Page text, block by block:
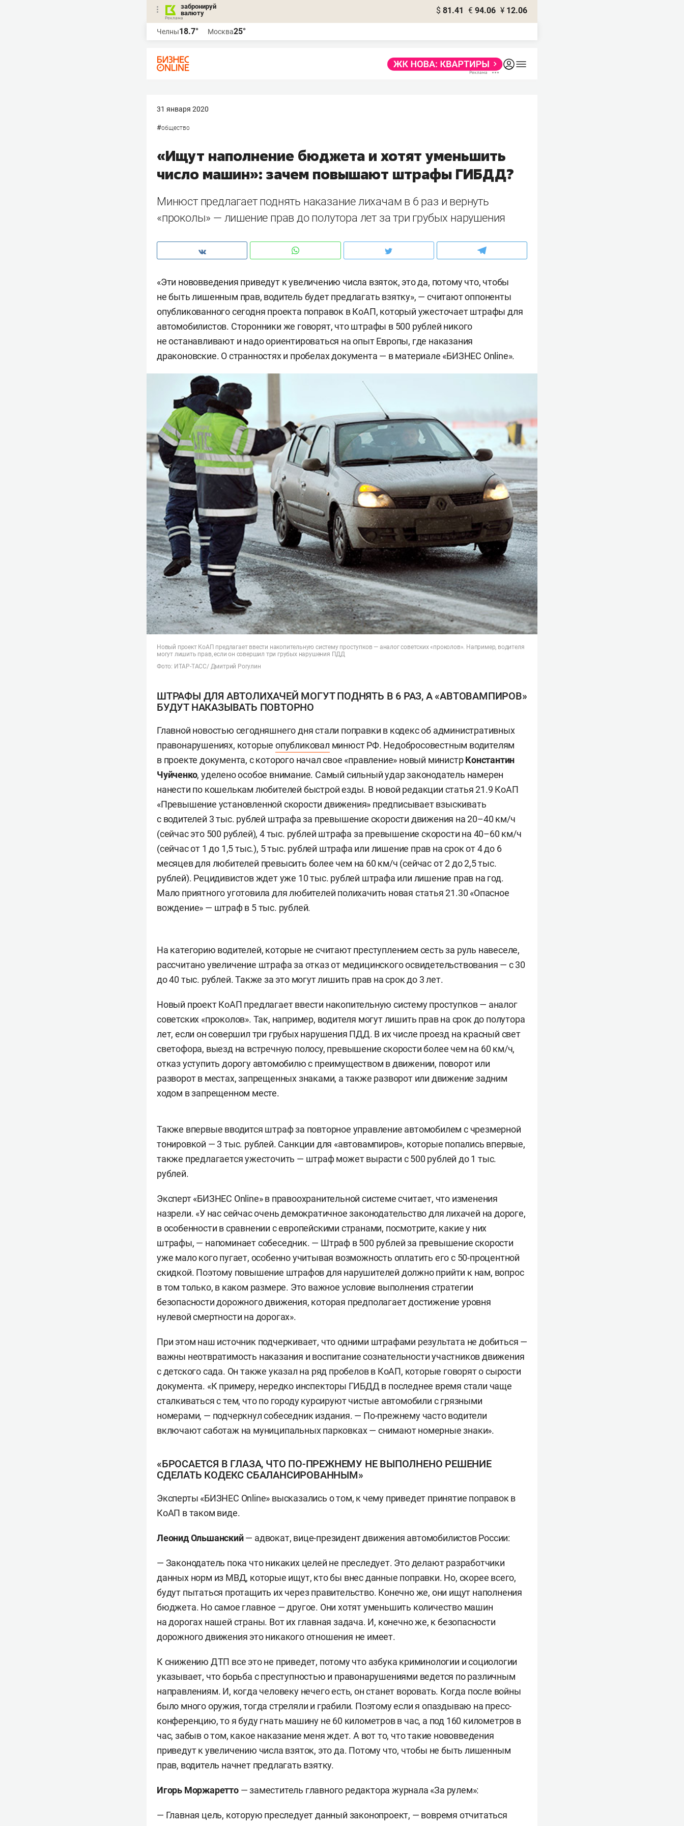
забронируй
валюту
$ 81.41 € 94.06 ¥ 12.06
Челны18.7° Москва25°
31 января 2020
#общество
«Ищут наполнение бюджета и хотят уменьшить
число машин»: зачем повышают штрафы ГИБДД?
Минюст предлагает поднять наказание лихачам в 6 раз и вернуть
«проколы» — лишение прав до полутора лет за три грубых нарушения
«Эти нововведения приведут к увеличению числа взяток, это да, потому что, чтобы
не быть лишенным прав, водитель будет предлагать взятку», — считают оппоненты
опубликованного сегодня проекта поправок в КоАП, который ужесточает штрафы для
автомобилистов. Сторонники же говорят, что штрафы в 500 рублей никого
не останавливают и надо ориентироваться на опыт Европы, где наказания
драконовские. О странностях и пробелах документа — в материале «БИЗНЕС Online».
Новый проект КоАП предлагает ввести накопительную систему проступков — аналог советских «проколов». Например, водителя
могут лишить прав, если он совершил три грубых нарушения ПДД
Фото: ИТАР-ТАСС/ Дмитрий Рогулин
ШТРАФЫ ДЛЯ АВТОЛИХАЧЕЙ МОГУТ ПОДНЯТЬ В 6 РАЗ, А «АВТОВАМПИРОВ»
БУДУТ НАКАЗЫВАТЬ ПОВТОРНО
Главной новостью сегодняшнего дня стали поправки в кодекс об административных
правонарушениях, которыеопубликовал минюст РФ. Недобросовестным водителям
в проекте документа, с которого начал свое «правление» новый министрКонстантин
Чуйченко, уделено особое внимание. Самый сильный удар законодатель намерен
нанести по кошелькам любителей быстрой езды. В новой редакции статья 21.9 КоАП
«Превышение установленной скорости движения» предписывает взыскивать
с водителей 3 тыс. рублей штрафа за превышение скорости движения на 20–40 км/ч
(сейчас это 500 рублей), 4 тыс. рублей штрафа за превышение скорости на 40–60 км/ч
(сейчас от 1 до 1,5 тыс.), 5 тыс. рублей штрафа или лишение прав на срок от 4 до 6
месяцев для любителей превысить более чем на 60 км/ч (сейчас от 2 до 2,5 тыс.
рублей). Рецидивистов ждет уже 10 тыс. рублей штрафа или лишение прав на год.
Мало приятного уготовила для любителей полихачить новая статья 21.30 «Опасное
вождение» — штраф в 5 тыс. рублей.
На категорию водителей, которые не считают преступлением сесть за руль навеселе,
рассчитано увеличение штрафа за отказ от медицинского освидетельствования — с 30
до 40 тыс. рублей. Также за это могут лишить прав на срок до 3 лет.
Новый проект КоАП предлагает ввести накопительную систему проступков — аналог
советских «проколов». Так, например, водителя могут лишить прав на срок до полутора
лет, если он совершил три грубых нарушения ПДД. В их числе проезд на красный свет
светофора, выезд на встречную полосу, превышение скорости более чем на 60 км/ч,
отказ уступить дорогу автомобилю с преимуществом в движении, поворот или
разворот в местах, запрещенных знаками, а также разворот или движение задним
ходом в запрещенном месте.
Также впервые вводится штраф за повторное управление автомобилем с чрезмерной
тонировкой — 3 тыс. рублей. Санкции для «автовампиров», которые попались впервые,
также предлагается ужесточить — штраф может вырасти с 500 рублей до 1 тыс.
рублей.
Эксперт «БИЗНЕС Online» в правоохранительной системе считает, что изменения
назрели. «У нас сейчас очень демократичное законодательство для лихачей на дороге,
в особенности в сравнении с европейскими странами, посмотрите, какие у них
штрафы, — напоминает собеседник. — Штраф в 500 рублей за превышение скорости
уже мало кого пугает, особенно учитывая возможность оплатить его с 50-процентной
скидкой. Поэтому повышение штрафов для нарушителей должно прийти к нам, вопрос
в том только, в каком размере. Это важное условие выполнения стратегии
безопасности дорожного движения, которая предполагает достижение уровня
нулевой смертности на дорогах».
При этом наш источник подчеркивает, что одними штрафами результата не добиться —
важны неотвратимость наказания и воспитание сознательности участников движения
с детского сада. Он также указал на ряд пробелов в КоАП, которые говорят о сырости
документа. «К примеру, нередко инспекторы ГИБДД в последнее время стали чаще
сталкиваться с тем, что по городу курсируют чистые автомобили с грязными
номерами, — подчеркнул собеседник издания. — По-прежнему часто водители
включают саботаж на муниципальных парковках — снимают номерные знаки».
«БРОСАЕТСЯ В ГЛАЗА, ЧТО ПО-ПРЕЖНЕМУ НЕ ВЫПОЛНЕНО РЕШЕНИЕ
СДЕЛАТЬ КОДЕКС СБАЛАНСИРОВАННЫМ»
Эксперты «БИЗНЕС Online» высказались о том, к чему приведет принятие поправок в
КоАП в таком виде.
Леонид Ольшанский— адвокат, вице-президент движения автомобилистов России:
— Законодатель пока что никаких целей не преследует. Это делают разработчики
данных норм из МВД, которые ищут, кто бы внес данные поправки. Но, скорее всего,
будут пытаться протащить их через правительство. Конечно же, они ищут наполнения
бюджета. Но самое главное — другое. Они хотят уменьшить количество машин
на дорогах нашей страны. Вот их главная задача. И, конечно же, к безопасности
дорожного движения это никакого отношения не имеет.
К снижению ДТП все это не приведет, потому что азбука криминологии и социологии
указывает, что борьба с преступностью и правонарушениями ведется по различным
направлениям. И, когда человеку нечего есть, он станет воровать. Когда после войны
было много оружия, тогда стреляли и грабили. Поэтому если я опаздываю на пресс-
конференцию, то я буду гнать машину не 60 километров в час, а под 160 километров в
час, забыв о том, какое наказание меня ждет. А вот то, что такие нововведения
приведут к увеличению числа взяток, это да. Потому что, чтобы не быть лишенным
прав, водитель начнет предлагать взятку.
Игорь Моржаретто— заместитель главного редактора журнала «За рулем»:
— Главная цель, которую преследует данный законопроект, — вовремя отчитаться